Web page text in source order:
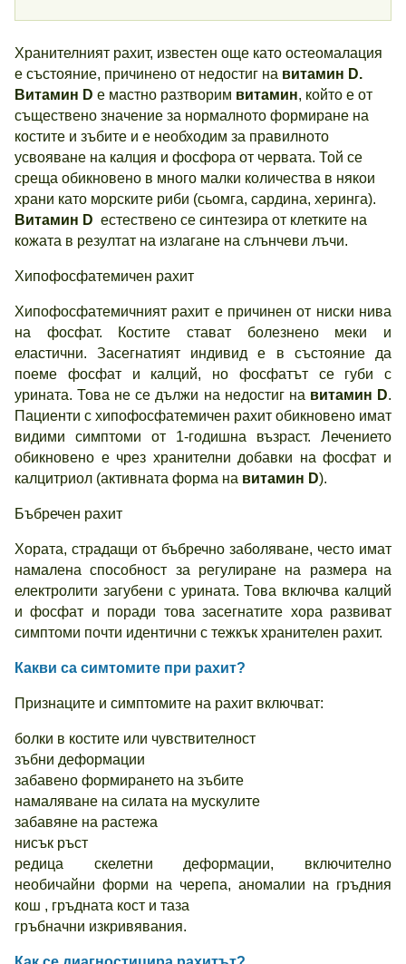
Хранителният рахит, известен още като остеомалация
е състояние, причинено от недостиг на витамин D.
Витамин D е мастно разтворим витамин, който е от
съществено значение за нормалното формиране на
костите и зъбите и е необходим за правилното
усвояване на калция и фосфора от червата. Той се
среща обикновено в много малки количества в някои
храни като морските риби (сьомга, сардина, херинга).
Витамин D естествено се синтезира от клетките на
кожата в резултат на излагане на слънчеви лъчи.
Хипофосфатемичен рахит
Хипофосфатемичният рахит е причинен от ниски нива
на фосфат. Костите стават болезнено меки и
еластични. Засегнатият индивид е в състояние да
поеме фосфат и калций, но фосфатът се губи с
урината. Това не се дължи на недостиг на витамин D.
Пациенти с хипофосфатемичен рахит обикновено имат
видими симптоми от 1-годишна възраст. Лечението
обикновено е чрез хранителни добавки на фосфат и
калцитриол (активната форма на витамин D).
Бъбречен рахит
Хората, страдащи от бъбречно заболяване, често имат
намалена способност за регулиране на размера на
електролити загубени с урината. Това включва калций
и фосфат и поради това засегнатите хора развиват
симптоми почти идентични с тежкък хранителен рахит.
Какви са симтомите при рахит?
Признаците и симптомите на рахит включват:
болки в костите или чувствителност
зъбни деформации
забавено формирането на зъбите
намаляване на силата на мускулите
забавяне на растежа
нисък ръст
редица скелетни деформации, включително
необичайни форми на черепа, аномалии на гръдния
кош , гръдната кост и таза
гръбначни изкривявания.